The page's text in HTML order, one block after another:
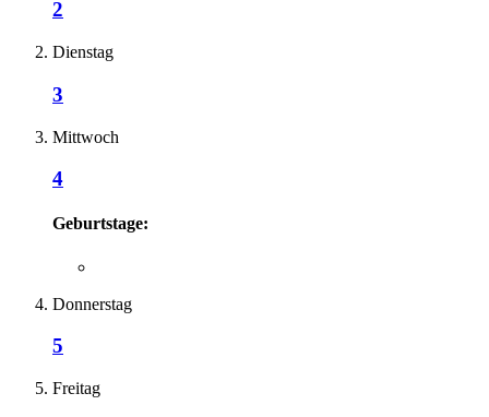
2
Dienstag
3
Mittwoch
4
Geburtstage:
Donnerstag
5
Freitag